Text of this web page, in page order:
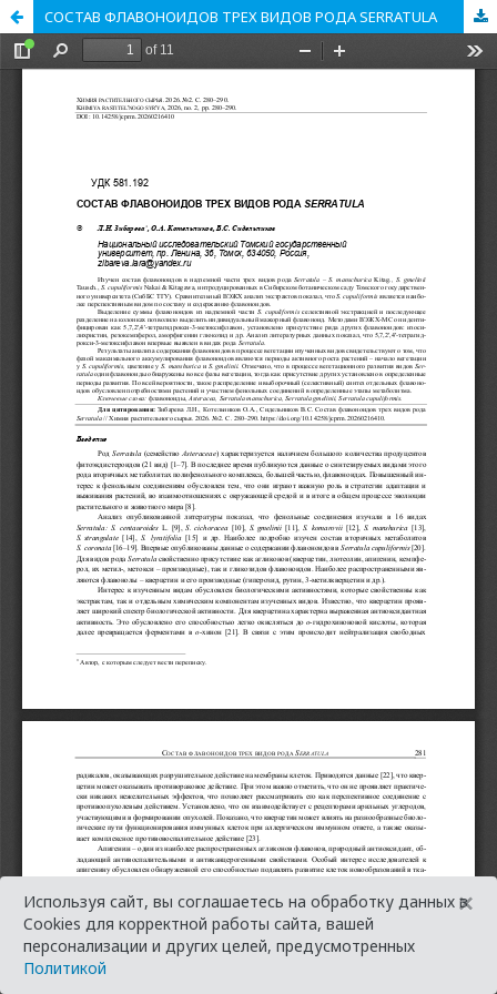
CОСТАВ ФЛАВОНОИДОВ ТРЕХ ВИДОВ РОДА SERRATULA
Используя сайт, вы соглашаетесь на обработку данных в
Cookies для корректной работы сайта, вашей
персонализации и других целей, предусмотренных
Политикой
×